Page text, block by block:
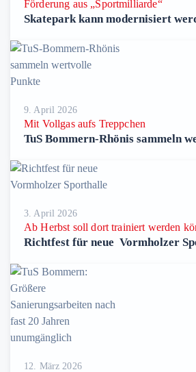
Förderung aus „Sportmilliarde“
Skatepark kann modernisiert
9. April 2026
Mit Vollgas aufs Treppchen
TuS Bommern-Rhönis sammeln
3. April 2026
Ab Herbst soll dort trainiert werden
Richtfest für neue Vormholzer
12. März 2026